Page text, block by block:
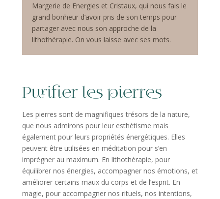
Margerie de Energies et Cristaux, qui nous fais le
grand bonheur d’avoir pris de son temps pour
partager avec nous son approche de la
lithothérapie. On vous laisse avec ses mots.
Purifier les pierres
Les pierres sont de magnifiques trésors de la nature,
que nous admirons pour leur esthétisme mais
également pour leurs propriétés énergétiques. Elles
peuvent être utilisées en méditation pour s’en
imprégner au maximum. En lithothérapie, pour
équilibrer nos énergies, accompagner nos émotions, et
améliorer certains maux du corps et de l’esprit. En
magie, pour accompagner nos rituels, nos intentions,